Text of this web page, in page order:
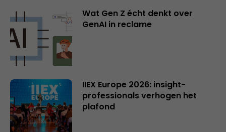
Wat Gen Z écht denkt over
GenAI in reclame
IIEX Europe 2026: insight-
professionals verhogen het
plafond